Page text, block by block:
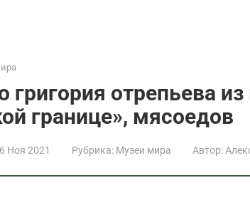
григория отрепьева
границе», мясоедов
Ноя 2021 Рубрика: Музеи мира Автор: